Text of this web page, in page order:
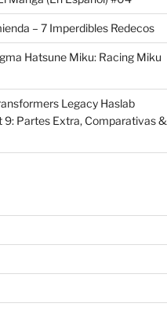
– 7 Imperdibles Redecos
Hatsune Miku: Racing Miku
Legacy Haslab
9: Partes Extra, Comparativas &